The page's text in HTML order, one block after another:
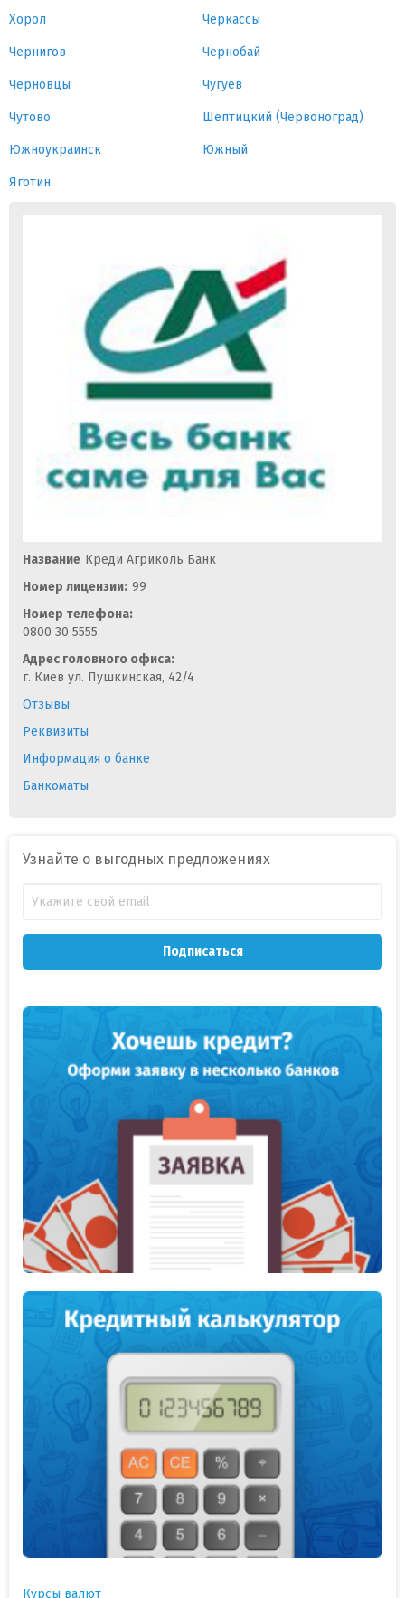
Хорол Черкассы
Чернигов Чернобай
Черновцы Чугуев
Чутово Шептицкий (Червоноград)
Южноукраинск Южный
Яготин
Название Креди Агриколь Банк
Номер лицензии: 99
Номер телефона:
0800 30 5555
Адрес головного офиса:
г. Киев ул. Пушкинская, 42/4
Отзывы
Реквизиты
Информация о банке
Банкоматы
Узнайте о выгодных предложениях
Подписаться
Курсы валют